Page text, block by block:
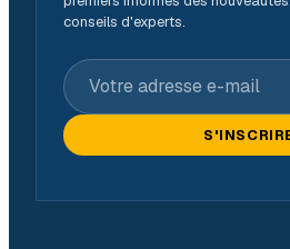
conseils d'experts.
Votre adresse e-mail